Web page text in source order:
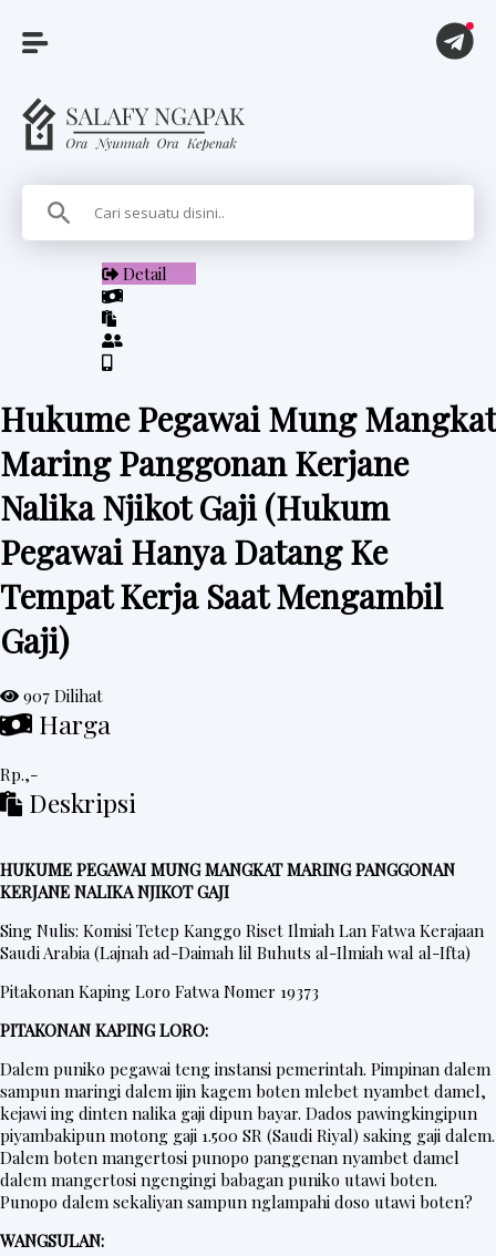
P
i
t
e
d
a
R
n
g
k
e
o
e
r
V
i
d
e
Detail
Hukume Pegawai Mung Mangkat
Maring Panggonan Kerjane
Nalika Njikot Gaji (Hukum
Pegawai Hanya Datang Ke
Tempat Kerja Saat Mengambil
Gaji)
907 Dilihat
Harga
Rp.,-
Deskripsi
HUKUME PEGAWAI MUNG MANGKAT MARING PANGGONAN
KERJANE NALIKA NJIKOT GAJI
Sing Nulis: Komisi Tetep Kanggo Riset Ilmiah Lan Fatwa Kerajaan
Saudi Arabia (Lajnah ad-Daimah lil Buhuts al-Ilmiah wal al-Ifta)
Pitakonan Kaping Loro Fatwa Nomer 19373
PITAKONAN KAPING LORO:
Dalem puniko pegawai teng instansi pemerintah. Pimpinan dalem
sampun maringi dalem ijin kagem boten mlebet nyambet damel,
kejawi ing dinten nalika gaji dipun bayar. Dados pawingkingipun
piyambakipun motong gaji 1.500 SR (Saudi Riyal) saking gaji dalem.
Dalem boten mangertosi punopo panggenan nyambet damel
dalem mangertosi ngengingi babagan puniko utawi boten.
Punopo dalem sekaliyan sampun nglampahi doso utawi boten?
WANGSULAN: